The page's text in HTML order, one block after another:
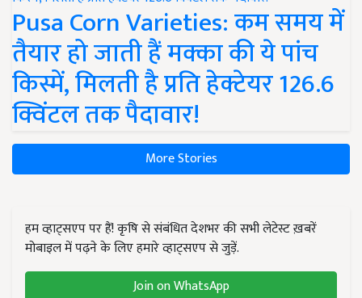
Pusa Corn Varieties: कम समय में
तैयार हो जाती हैं मक्का की ये पांच
किस्में, मिलती है प्रति हेक्टेयर 126.6
क्विंटल तक पैदावार!
More Stories
हम व्हाट्सएप पर हैं! कृषि से संबंधित देशभर की सभी लेटेस्ट ख़बरें
मोबाइल में पढ़ने के लिए हमारे व्हाट्सएप से जुड़ें.
Join on WhatsApp